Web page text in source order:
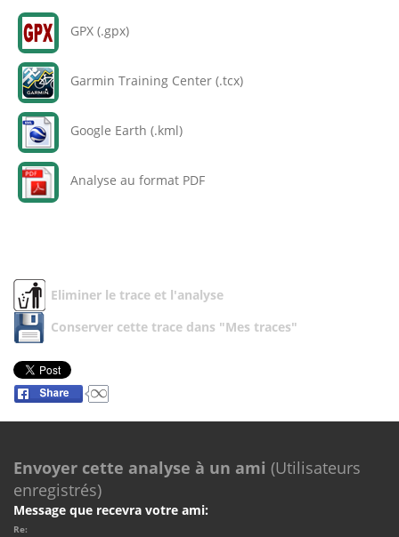
GPX (.gpx)
Garmin Training Center (.tcx)
Google Earth (.kml)
Analyse au format PDF
Eliminer le trace et l'analyse
Conserver cette trace dans "Mes traces"
Envoyer cette analyse à un ami (Utilisateurs
enregistrés)
Message que recevra votre ami:
Re: